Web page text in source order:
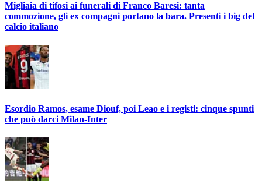
Migliaia di tifosi ai funerali di Franco Baresi: tanta
commozione, gli ex compagni portano la bara. Presenti i big del
calcio italiano
Esordio Ramos, esame Diouf, poi Leao e i registi: cinque spunti
che può darci Milan-Inter